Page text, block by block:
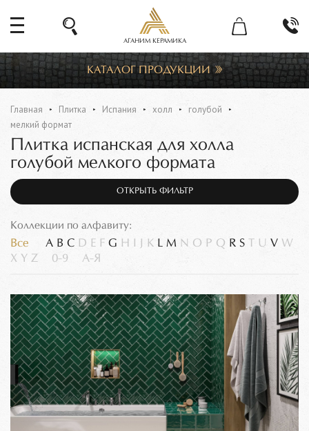
АГАНИМ КЕРАМИКА
КАТАЛОГ ПРОДУКЦИИ
Главная Плитка Испания холл
голубой
мелкий формат
Плитка испанская для холла
голубой мелкого формата
ОТКРЫТЬ ФИЛЬТР
Коллекции по алфавиту:
Все A B C D E F G H K L M N O P Q R S U V W
X Y Z 0-9 А-Я